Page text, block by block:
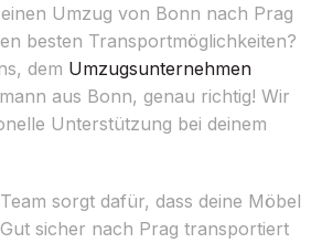
Umzug von Bonn nach Prag
besten Transportmöglichkeiten?
dem Umzugsunternehmen
aus Bonn, genau richtig! Wir
Unterstützung bei deinem
sorgt dafür, dass deine Möbel
sicher nach Prag transportiert